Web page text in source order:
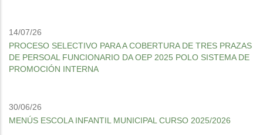
14/07/26
PROCESO SELECTIVO PARA A COBERTURA DE TRES PRAZAS
DE PERSOAL FUNCIONARIO DA OEP 2025 POLO SISTEMA DE
PROMOCIÓN INTERNA
30/06/26
MENÚS ESCOLA INFANTIL MUNICIPAL CURSO 2025/2026